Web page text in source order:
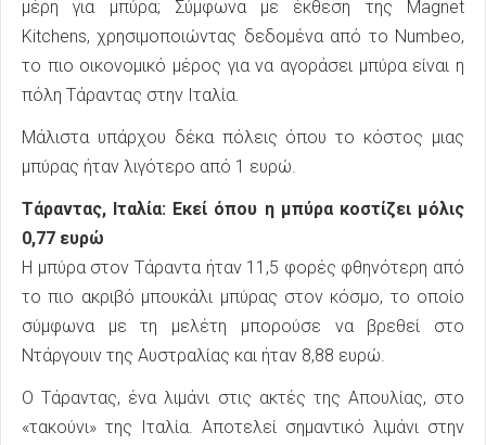
μέρη για μπύρα; Σύμφωνα με έκθεση της Magnet
Kitchens, χρησιμοποιώντας δεδομένα από το Numbeo,
το πιο οικονομικό μέρος για να αγοράσει μπύρα είναι η
πόλη Τάραντας στην Ιταλία.
Μάλιστα υπάρχου δέκα πόλεις όπου το κόστος μιας
μπύρας ήταν λιγότερο από 1 ευρώ.
Τάραντας, Ιταλία: Εκεί όπου η μπύρα κοστίζει μόλις
0,77 ευρώ
Η μπύρα στον Τάραντα ήταν 11,5 φορές φθηνότερη από
το πιο ακριβό μπουκάλι μπύρας στον κόσμο, το οποίο
σύμφωνα με τη μελέτη μπορούσε να βρεθεί στο
Ντάργουιν της Αυστραλίας και ήταν 8,88 ευρώ.
Ο Τάραντας, ένα λιμάνι στις ακτές της Απουλίας, στο
«τακούνι» της Ιταλία. Αποτελεί σημαντικό λιμάνι στην